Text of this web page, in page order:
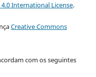
International License.
Creative Commons
com os seguintes